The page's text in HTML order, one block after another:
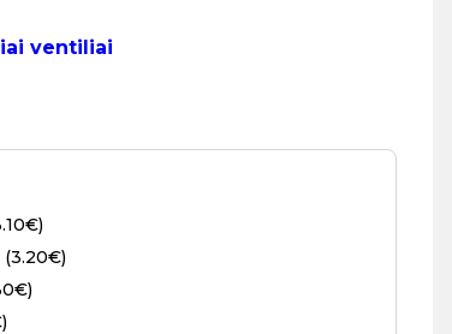
ventiliai
(3.20€)